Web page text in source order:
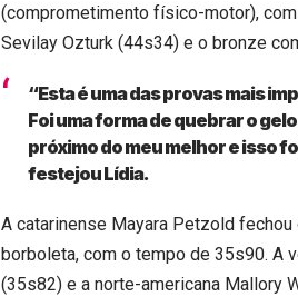
(comprometimento físico-motor),
Sevilay Ozturk (44s34) e o bronze
“Esta é uma das provas mais
Foi uma forma de quebrar o
próximo do meu melhor e isso
festejou Lídia.
A catarinense Mayara Petzold
borboleta, com o tempo de 35s90. A
(35s82) e a norte-americana Mallory